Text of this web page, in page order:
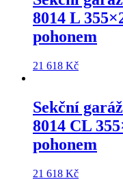
8014 L
pohonem
21 618 Kč
Sekční
8014 CL
pohonem
21 618 Kč